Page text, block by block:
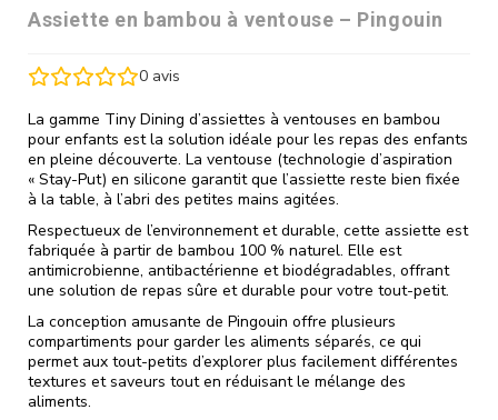
Assiette en bambou à ventouse – Pingouin
0 avis
La gamme Tiny Dining d’assiettes à ventouses en bambou
pour enfants est la solution idéale pour les repas des enfants
en pleine découverte. La ventouse (technologie d’aspiration
« Stay-Put) en silicone garantit que l’assiette reste bien fixée
à la table, à l’abri des petites mains agitées.
Respectueux de l’environnement et durable, cette assiette est
fabriquée à partir de bambou 100 % naturel. Elle est
antimicrobienne, antibactérienne et biodégradables, offrant
une solution de repas sûre et durable pour votre tout-petit.
La conception amusante de Pingouin offre plusieurs
compartiments pour garder les aliments séparés, ce qui
permet aux tout-petits d’explorer plus facilement différentes
textures et saveurs tout en réduisant le mélange des
aliments.